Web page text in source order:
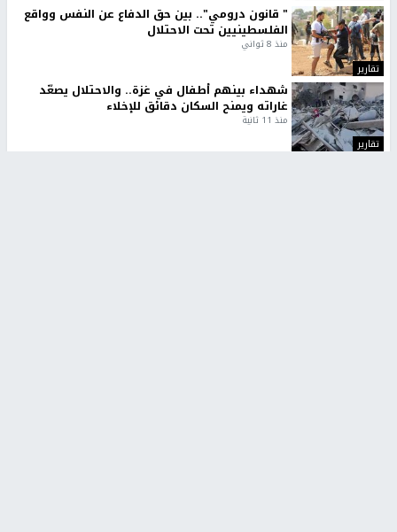
تقارير
" قانون درومي".. بين حق الدفاع عن النفس وواقع
الفلسطينيين تحت الاحتلال
منذ 8 ثواني
تقارير
شهداء بينهم أطفال في غزة.. والاحتلال يصعّد
غاراته ويمنح السكان دقائق للإخلاء
منذ 11 ثانية